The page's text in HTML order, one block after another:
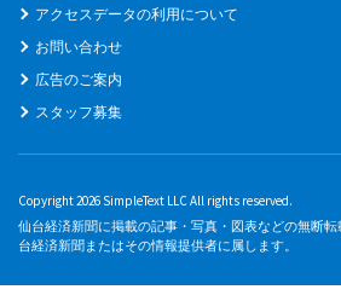
アクセスデータの利用について
お問い合わせ
広告のご案内
スタッフ募集
Copyright 2026 SimpleText LLC All rights reserved.
仙台経済新聞に掲載の記事・写真・図表などの無断
台経済新聞またはその情報提供者に属します。